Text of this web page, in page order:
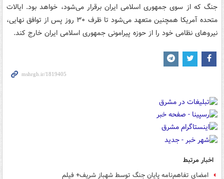
جنگ که از سوی جمهوری اسلامی ایران برقرار می‌شود، خواهد بود. ایالات
متحده آمریکا همچنین متعهد می‌شود تا ظرف ۳۰ روز پس از توافق نهایی،
نیروهای نظامی خود را از حوزه پیرامونی جمهوری اسلامی ایران خارج کند.
اخبار مرتبط
امضای تفاهم‌نامه پایان جنگ توسط شهباز شریف+ فیلم